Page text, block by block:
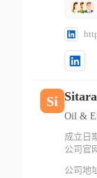
Si
Oil &
成立日
公司官
公司地